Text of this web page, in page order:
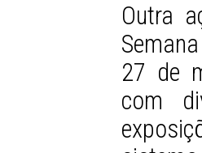
Outra
27 de
com